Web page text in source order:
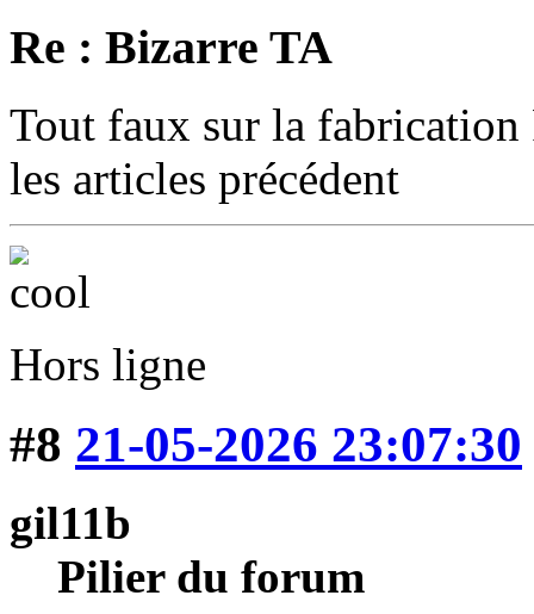
Re : Bizarre TA
Tout faux sur la
les articles précédent
Hors ligne
#8 21-05-2026 23:07:30
gil11b
Pilier du forum